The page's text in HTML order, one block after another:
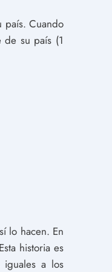
país. Cuando
su país (1
lo hacen. En
historia es
iguales a los